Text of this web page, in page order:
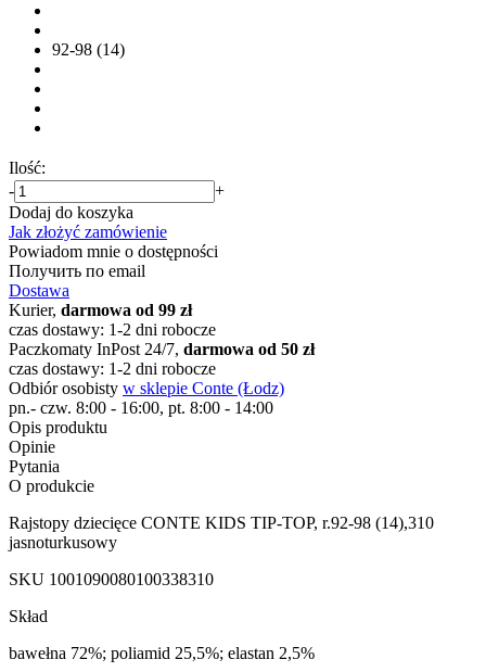
92-98 (14)
Ilość:
-
+
Dodaj do koszyka
Jak złożyć zamówienie
Powiadom mnie o dostępności
Получить по email
Dostawa
Kurier, darmowa od 99 zł
czas dostawy: 1-2 dni robocze
Paczkomaty InPost 24/7, darmowa od 50 zł
czas dostawy: 1-2 dni robocze
Odbiór osobisty w sklepie Conte (Łodz)
pn.- czw. 8:00 - 16:00, pt. 8:00 - 14:00
Opis produktu
Opinie
Pytania
O produkcie
Rajstopy dziecięce CONTE KIDS TIP-TOP, r.92-98 (14),310
jasnoturkusowy
SKU 1001090080100338310
Skład
bawełna 72%; poliamid 25,5%; elastan 2,5%